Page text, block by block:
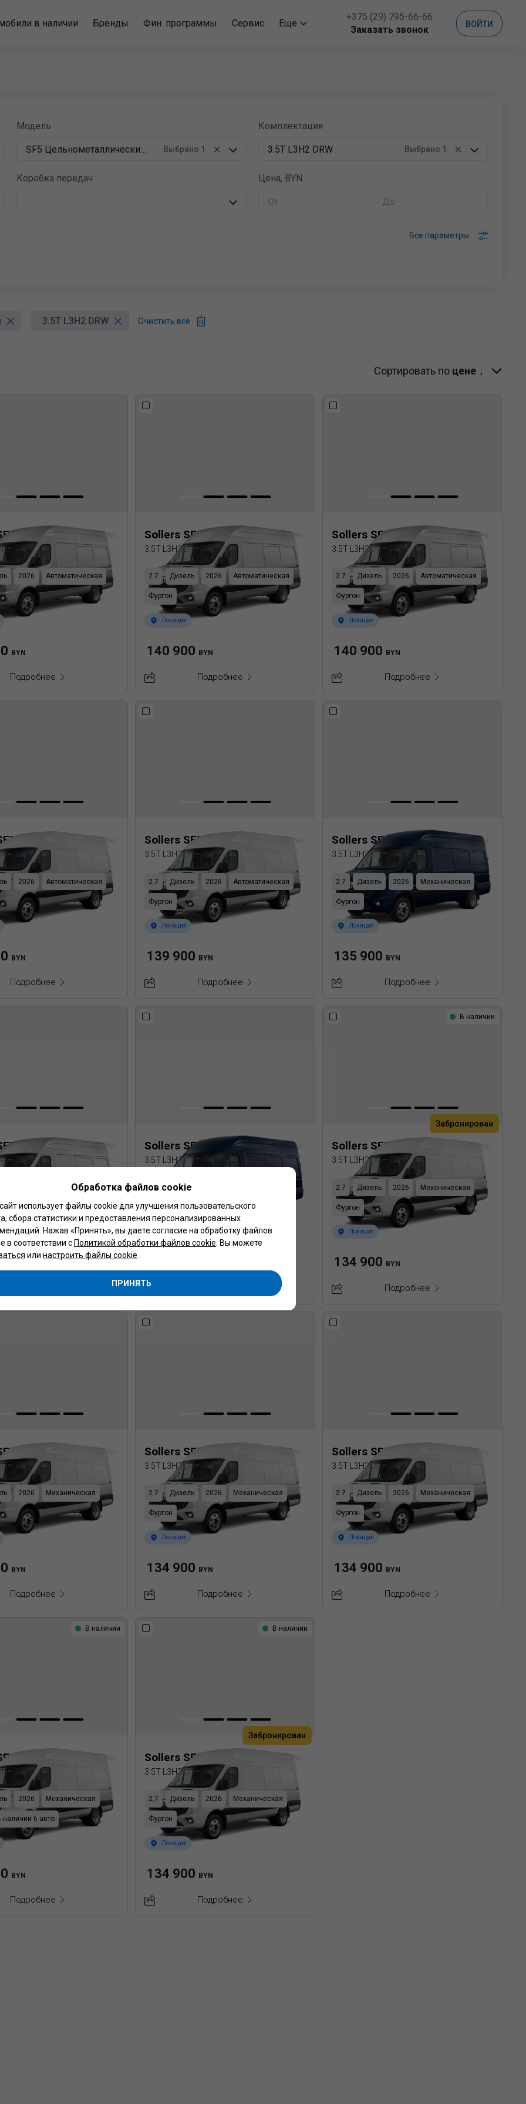
в наличии Бренды Фин. программы Сервис Еще
+375 (29) 795-66-66
Заказать звонок
ВОЙТИ
Модель
SF5 Цельнометаллический
Выбрано 1
Комплектация
3.5T L3H2 DRW Выбрано 1
Коробка передач Цена, BYN
Все параметры
3.5T L3H2 DRW Очистить всё
Сортировать по цене ↓
Цельнометаллический фургон
2026 Автоматическая
BYN
Подробнее
Sollers SF5 Цельнометаллический фургон
3.5T L3H2 DRW
2.7 Дизель 2026 Автоматическая
Фургон
Локация
140 900 BYN
Подробнее
Sollers SF5 Цельнометаллический
3.5T L3H2 DRW
2.7 Дизель 2026 Автоматическая
Фургон
Локация
140 900 BYN
Подробнее
Цельнометаллический фургон
2026 Автоматическая
BYN
Подробнее
Sollers SF5 Цельнометаллический фургон
3.5T L3H2 DRW
2.7 Дизель 2026 Автоматическая
Фургон
Локация
139 900 BYN
Подробнее
Sollers SF5 Цельнометаллический
3.5T L3H2 DRW
2.7 Дизель 2026 Механическая
Фургон
Локация
135 900 BYN
Подробнее
Цельнометаллический фургон
Механическая
Sollers SF5 Цельнометаллический фургон
3.5T L3H2 DRW
2.7 Дизель
Фургон
Локация
В наличии
Забронирован
Sollers SF5 Цельнометаллический
3.5T L3H2 DRW
2.7 Дизель 2026 Механическая
Фургон
Локация
134 900 BYN
Подробнее
Цельнометаллический фургон
2026 Механическая
BYN
Подробнее
Sollers SF5 Цельнометаллический фургон
3.5T L3H2 DRW
2.7 Дизель 2026 Механическая
Фургон
Локация
134 900 BYN
Подробнее
Sollers SF5 Цельнометаллический
3.5T L3H2 DRW
2.7 Дизель 2026 Механическая
Фургон
Локация
134 900 BYN
Подробнее
В наличии
Цельнометаллический фургон
2026 Механическая
наличии 6 авто
BYN
Подробнее
В наличии
Забронирован
Sollers SF5 Цельнометаллический фургон
3.5T L3H2 DRW
2.7 Дизель 2026 Механическая
Фургон
Локация
134 900 BYN
Подробнее
Обработка файлов cookie
использует файлы cookie для улучшения пользовательского
сбора статистики и предоставления персонализированных
Нажав «Принять», вы даете согласие на обработку файлов
в соответствии с Политикой обработки файлов cookie . Вы можете
или настроить файлы cookie
ПРИНЯТЬ